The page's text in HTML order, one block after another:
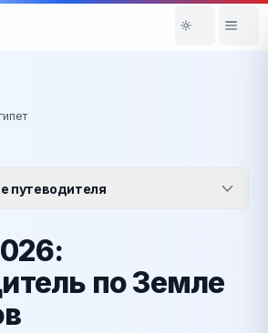
путеводителя
по Земле